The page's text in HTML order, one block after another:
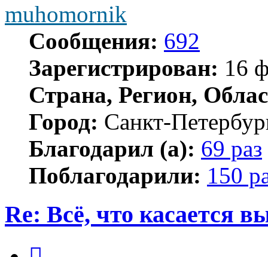
muhomornik
Сообщения: 692
Зарегистрирован: 16
Страна, Регион,
Город: Санкт-
Благодарил (а): 69 раз
Поблагодарили: 150
Re: Всё, что касается